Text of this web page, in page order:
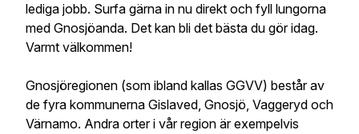
lediga jobb. Surfa gärna in nu direkt och fyll lungorna
med Gnosjöanda. Det kan bli det bästa du gör idag.
Varmt välkommen!
Gnosjöregionen (som ibland kallas GGVV) består av
de fyra kommunerna Gislaved, Gnosjö, Vaggeryd och
Värnamo. Andra orter i vår region är exempelvis